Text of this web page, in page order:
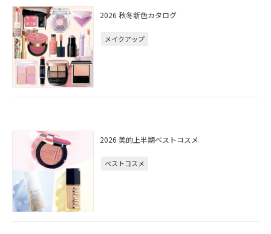
2026 秋冬新色カタログ
メイクアップ
2026 美的上半期ベストコスメ
ベストコスメ